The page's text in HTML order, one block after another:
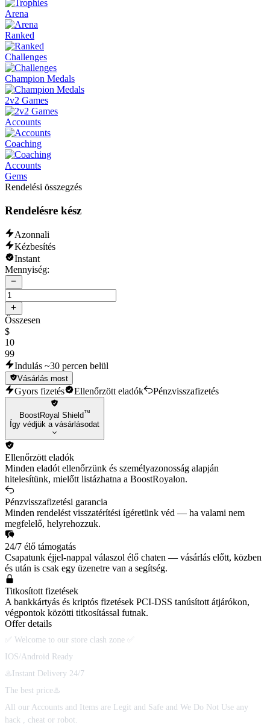
Arena
Ranked
Challenges
Champion Medals
2v2 Games
Accounts
Coaching
Accounts
Gems
Rendelési összegzés
Rendelésre kész
Azonnali
Kézbesítés
Instant
Mennyiség:
Összesen
$
10
99
Indulás ~30 percen belül
Vásárlás most
Gyors fizetés Ellenőrzött eladók Pénzvisszafizetés
BoostRoyal Shield™
Így védjük a vásárlásodat
Ellenőrzött eladók
Minden eladót ellenőrzünk és személyazonosság alapján
hitelesítünk, mielőtt listázhatna a BoostRoyalon.
Pénzvisszafizetési garancia
Minden rendelést visszatérítési ígéretünk véd — ha valami nem
megfelelő, helyrehozzuk.
24/7 élő támogatás
Csapatunk éjjel-nappal válaszol élő chaten — vásárlás előtt, közben
és után is csak egy üzenetre van a segítség.
Titkosított fizetések
A bankkártyás és kriptós fizetések PCI-DSS tanúsított átjárókon,
végpontok közötti titkosítással futnak.
Offer details
✅ Welcome to our store clash zone ✅
IOS/Android Ready
♨️Instant Delivery 24/7
The best price♨️
All our Accounts and Items are Legit and Safe and We Do Not Use any
hack , cheat or robot.